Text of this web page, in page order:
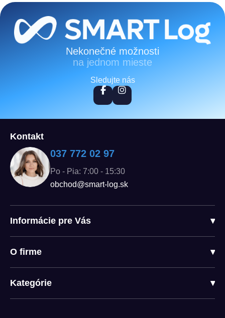
Zápätie
Nekonečné možnosti
na jednom mieste
Sledujte nás
Kontakt
037 772 02 97
Po - Pia: 7:00 - 15:30
obchod@smart-log.sk
Informácie pre Vás ▾
O firme ▾
Kategórie ▾